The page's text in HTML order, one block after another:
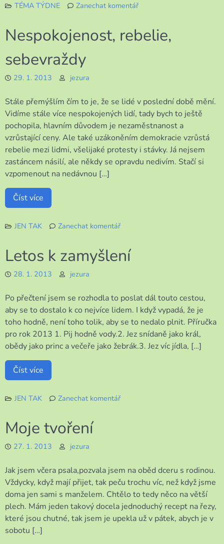
TÉMA TÝDNE
Zanechat komentář
plyšový
Nespokojenost, rebelie,
sebevraždy
29. 1. 2013 jezura
Stále přemýšlím čím to je, že se lidé v poslední době mění.
Vidíme stále více nespokojených lidí, tady bych to ještě
pochopila, hlavním důvodem je nezaměstnanost a
vzrůstající ceny. Ale také uzákoněním demokracie vzrůstá
rebelie mezi lidmi, všelijaké protesty i stávky. Já nejsem
zastáncem násilí, ale někdy se opravdu nedivím. Stačí si
vzpomenout na nedávnou […]
Číst více
JEN TAK
Zanechat komentář
rebelie,
Letos k zamyšlení
28. 1. 2013 jezura
Po přečtení jsem se rozhodla to poslat dál touto cestou,
aby se to dostalo k co nejvíce lidem. I když vypadá, že je
toho hodně, není toho tolik, aby se to nedalo plnit. Příručka
pro rok 2013 1. Pij hodně vody.2. Jez snídaně jako král,
obědy jako princ a večeře jako žebrák.3. Jez víc jídla, […]
Číst více
JEN TAK
Zanechat komentář
Moje tvoření
27. 1. 2013 jezura
Jak jsem včera psala,pozvala jsem na oběd dceru s rodinou.
Vždycky, když mají přijet, tak peču trochu víc, než když jsme
doma jen sami s manželem. Chtělo to tedy něco na větší
plech. Mám jeden takový docela jednoduchý recept na řezy,
které jsou chutné, tak jsem je upekla už v pátek, abych je v
sobotu […]